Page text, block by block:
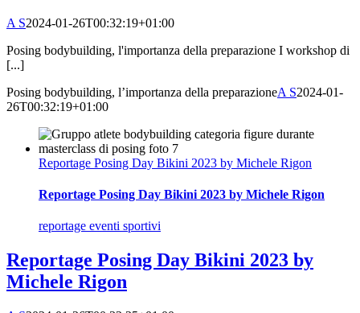
A S2024-01-26T00:32:19+01:00
Posing bodybuilding, l'importanza della preparazione I workshop di
[...]
Posing bodybuilding, l’importanza della preparazioneA S2024-01-
26T00:32:19+01:00
Reportage Posing Day Bikini 2023 by Michele Rigon
Reportage Posing Day Bikini 2023 by Michele Rigon
reportage eventi sportivi
Reportage Posing Day Bikini 2023 by
Michele Rigon